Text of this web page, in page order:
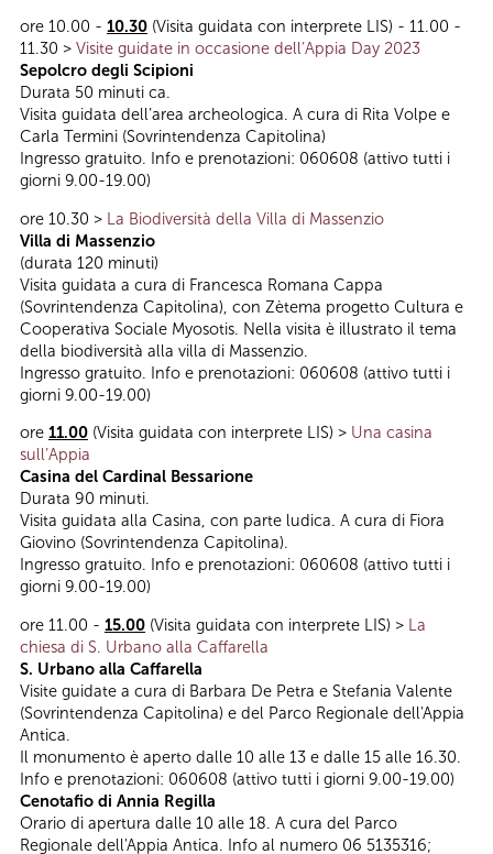
ore 10.00 - 10.30 (Visita guidata con interprete LIS) - 11.00 -
11.30 > Visite guidate in occasione dell’Appia Day 2023
Sepolcro degli Scipioni
Durata 50 minuti ca.
Visita guidata dell’area archeologica. A cura di Rita Volpe e
Carla Termini (Sovrintendenza Capitolina)
Ingresso gratuito. Info e prenotazioni: 060608 (attivo tutti i
giorni 9.00-19.00)
ore 10.30 > La Biodiversità della Villa di Massenzio
Villa di Massenzio
(durata 120 minuti)
Visita guidata a cura di Francesca Romana Cappa
(Sovrintendenza Capitolina), con Zètema progetto Cultura e
Cooperativa Sociale Myosotis. Nella visita è illustrato il tema
della biodiversità alla villa di Massenzio.
Ingresso gratuito. Info e prenotazioni: 060608 (attivo tutti i
giorni 9.00-19.00)
ore 11.00 (Visita guidata con interprete LIS) > Una casina
sull’Appia
Casina del Cardinal Bessarione
Durata 90 minuti.
Visita guidata alla Casina, con parte ludica. A cura di Fiora
Giovino (Sovrintendenza Capitolina).
Ingresso gratuito. Info e prenotazioni: 060608 (attivo tutti i
giorni 9.00-19.00)
ore 11.00 - 15.00 (Visita guidata con interprete LIS) > La
chiesa di S. Urbano alla Caffarella
S. Urbano alla Caffarella
Visite guidate a cura di Barbara De Petra e Stefania Valente
(Sovrintendenza Capitolina) e del Parco Regionale dell'Appia
Antica.
Il monumento è aperto dalle 10 alle 13 e dalle 15 alle 16.30.
Info e prenotazioni: 060608 (attivo tutti i giorni 9.00-19.00)
Cenotafio di Annia Regilla
Orario di apertura dalle 10 alle 18. A cura del Parco
Regionale dell'Appia Antica. Info al numero 06 5135316;